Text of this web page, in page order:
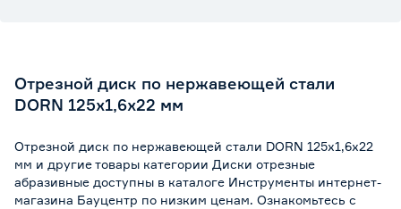
Отрезной диск по нержавеющей стали
DORN 125x1,6x22 мм
Отрезной диск по нержавеющей стали DORN 125x1,6x22
мм и другие товары категории Диски отрезные
абразивные доступны в каталоге Инструменты интернет-
магазина Бауцентр по низким ценам. Ознакомьтесь с